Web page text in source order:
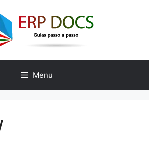
Menu